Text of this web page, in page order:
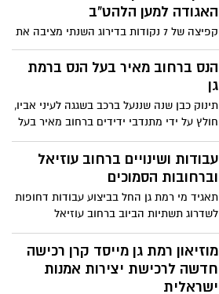
תאגיד מי רמת גן החל בביצוע עבודות דחופות
לשדרוג תשתיות הביוב ברחוב עוזיאל
מוזיאון רמת גן מייסד קרן רכישה
חדשה לרכישת יצירות אמנות
ישראלית
הקרן החדשה, שהוקמה על שם צילה ירון ז"ל,
הנוער ברמת גן למען החטופים:
יקיימו צעדת תמיכה במשפחות
החטופים